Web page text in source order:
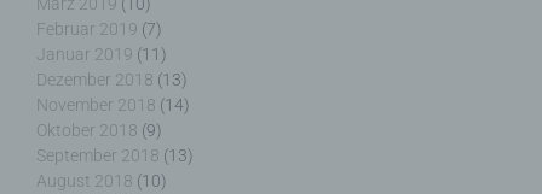
März 2019 (10)
Februar 2019 (7)
Januar 2019 (11)
Dezember 2018 (13)
November 2018 (14)
Oktober 2018 (9)
September 2018 (13)
August 2018 (10)
Person zugewiesen werden.
g) Verantwortlicher oder für die Verarbeitung
Verantwortlicher